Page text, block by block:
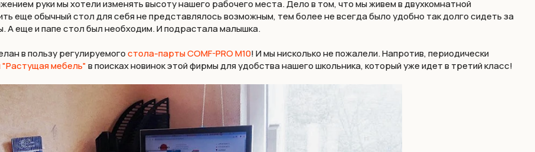
руки мы хотели изменять высоту нашего рабочего места. Дело в том, что мы живем в двухкомнатной
еще обычный стол для себя не представлялось возможным, тем более не всегда было удобно так долго сидеть за
А еще и папе стол был необходим. И подрастала малышка.
в пользу регулируемогостола-парты COMF-PRO М10! И мы нисколько не пожалели. Напротив, периодически
"Растущая мебель"в поисках новинок этой фирмы для удобства нашего школьника, который уже идет в третий класс!